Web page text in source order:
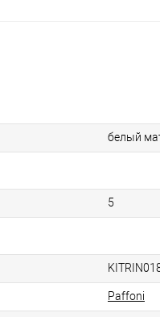
белый
5
Paffoni